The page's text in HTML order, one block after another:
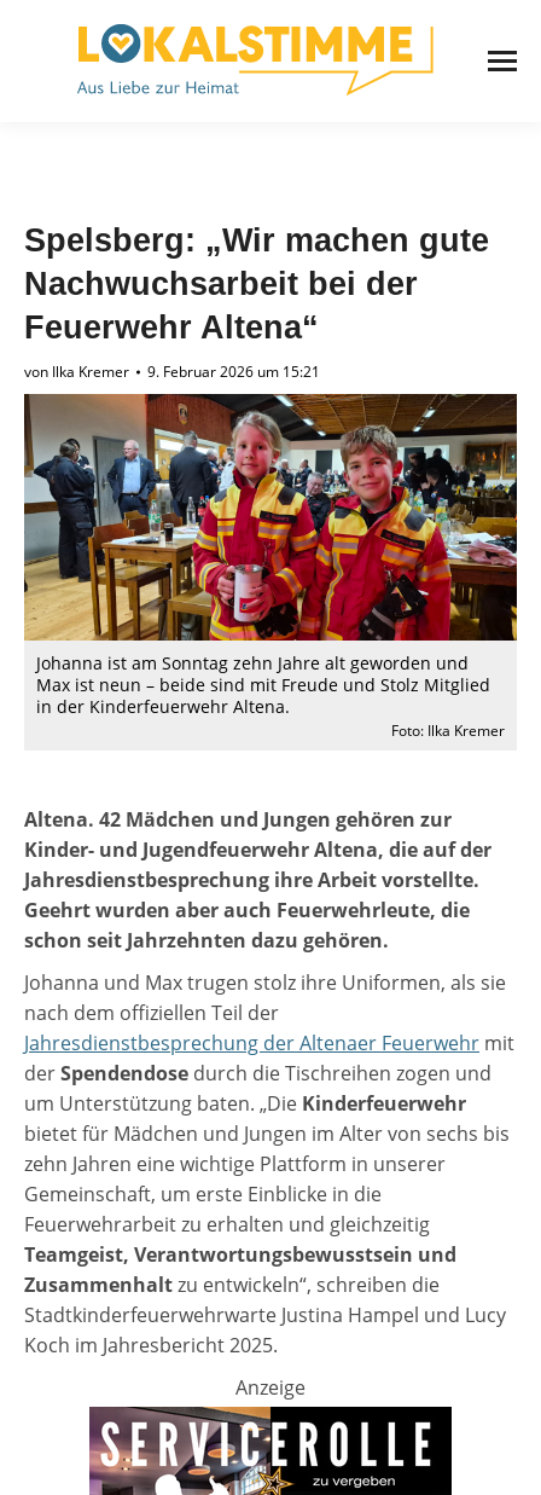
Spelsberg: „Wir machen gute
Nachwuchsarbeit bei der
Feuerwehr Altena“
von Ilka Kremer 9. Februar 2026 um 15:21
Johanna ist am Sonntag zehn Jahre alt geworden und
Max ist neun – beide sind mit Freude und Stolz Mitglied
in der Kinderfeuerwehr Altena.
Foto: Ilka Kremer
Altena. 42 Mädchen und Jungen gehören zur
Kinder- und Jugendfeuerwehr Altena, die auf der
Jahresdienstbesprechung ihre Arbeit vorstellte.
Geehrt wurden aber auch Feuerwehrleute, die
schon seit Jahrzehnten dazu gehören.
Johanna und Max trugen stolz ihre Uniformen, als sie
nach dem offiziellen Teil der
Jahresdienstbesprechung der Altenaer Feuerwehr mit
derSpendendose durch die Tischreihen zogen und
um Unterstützung baten. „Die Kinderfeuerwehr
bietet für Mädchen und Jungen im Alter von sechs bis
zehn Jahren eine wichtige Plattform in unserer
Gemeinschaft, um erste Einblicke in die
Feuerwehrarbeit zu erhalten und gleichzeitig
Teamgeist, Verantwortungsbewusstsein und
Zusammenhaltzu entwickeln“, schreiben die
Stadtkinderfeuerwehrwarte Justina Hampel und Lucy
Koch im Jahresbericht 2025.
Anzeige